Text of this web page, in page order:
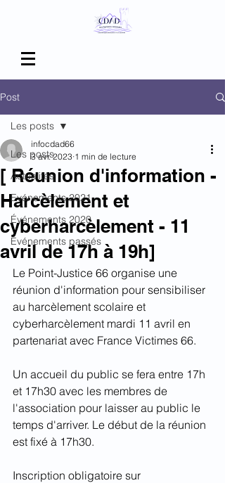
Post
Les posts
Actualités
Evénements 2021
Événements 2020
Événements passés
Les posts
[ Réunion d'information -
Harcèlement et
cyberharcèlement - 11
avril de 17h à 19h]
infocdad66
3 avr. 2023 1 min de lecture
Le Point-Justice 66 organise une
réunion d'information pour sensibiliser
au harcèlement scolaire et
cyberharcèlement mardi 11 avril en
partenariat avec France Victimes 66.
Un accueil du public se fera entre 17h
et 17h30 avec les membres de
l'association pour laisser au public le
temps d'arriver. Le début de la réunion
est fixé à 17h30.
Inscription obligatoire sur